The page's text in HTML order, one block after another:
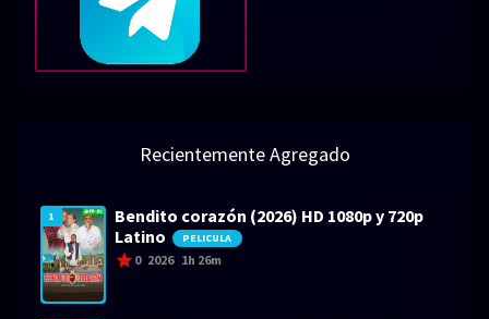
Recientemente Agregado
1
Bendito corazón (2026) HD 1080p y 720p
Latino
PELICULA
0 2026 1h 26m